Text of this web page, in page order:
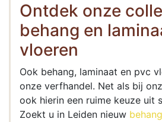
Ontdek onze
behang en
vloeren
Ook behang, laminaat en pvc
onze verfhandel. Net als bij
ook hierin een ruime keuze uit
Zoekt u in Leiden nieuw